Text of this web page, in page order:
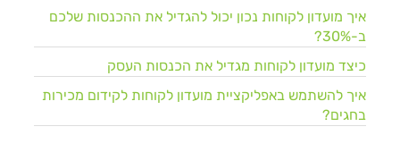
איך מועדון לקוחות נכון יכול להגדיל את ההכנסות שלכם
ב-30%?
כיצד מועדון לקוחות מגדיל את הכנסות העסק
איך להשתמש באפליקציית מועדון לקוחות לקידום מכירות
בחגים?